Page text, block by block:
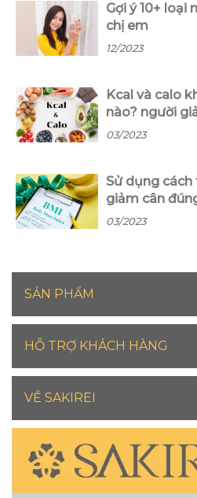
Gợi ý 10+ loại
chị em
12/2023
Kcal và calo
nào? người
calo?
03/2023
Sử dụng
giảm cân
03/2023
VỀ SAKIREI
HỖ TRỢ KHÁCH HÀNG
SẢN PHẨM